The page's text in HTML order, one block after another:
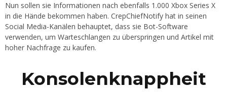
Nun sollen sie Informationen nach ebenfalls 1.000 Xbox Series X
in die Hände bekommen haben. CrepChiefNotify hat in seinen
Social Media-Kanälen behauptet, dass sie Bot-Software
verwenden, um Warteschlangen zu überspringen und Artikel mit
hoher Nachfrage zu kaufen.
Konsolenknappheit